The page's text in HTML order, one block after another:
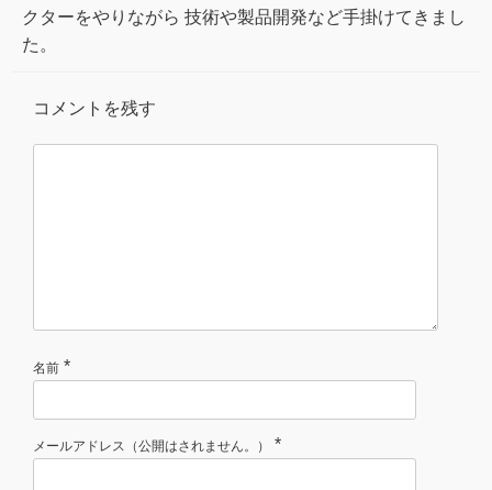
クターをやりながら 技術や製品開発など手掛けてきまし
た。
コメントを残す
名前 *
メールアドレス（公開はされません。） *